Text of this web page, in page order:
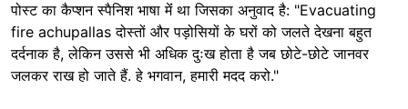
पोस्ट का कैप्शन स्पैनिश भाषा मेंं था जिसका अनुवाद है: "Evacuating
fire achupallas दोस्तों और पड़ोसियों के घरों को जलते देखना बहुत
दर्दनाक है, लेकिन उससे भी अधिक दुःख होता है जब छोटे-छोटे जानवर
जलकर राख हो जाते हैं. हे भगवान, हमारी मदद करो."